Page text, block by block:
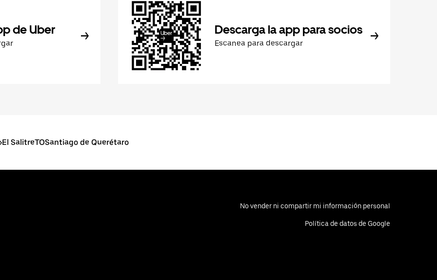
de Uber Descarga la app para socios
Escanea para descargar
El SalitreTOSantiago de Querétaro
No vender ni compartir mi información personal
Política de datos de Google